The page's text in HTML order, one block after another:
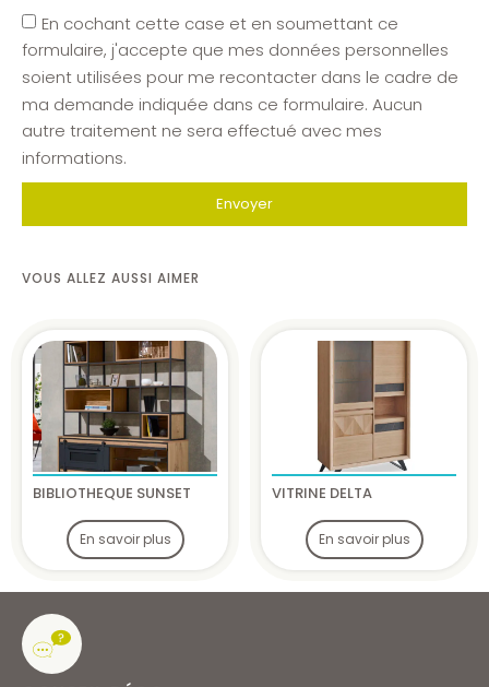
En cochant cette case et en soumettant ce
formulaire, j'accepte que mes données personnelles
soient utilisées pour me recontacter dans le cadre de
ma demande indiquée dans ce formulaire. Aucun
autre traitement ne sera effectué avec mes
informations.
Envoyer
VOUS ALLEZ AUSSI AIMER
BIBLIOTHEQUE SUNSET
En savoir plus
VITRINE DELTA
En savoir plus